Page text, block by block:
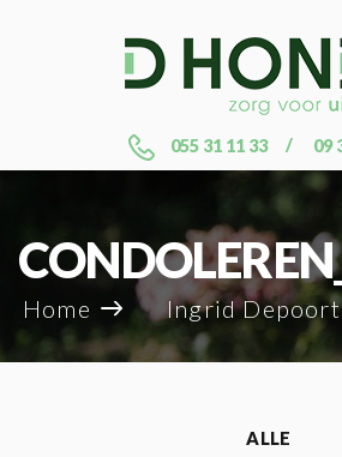
055 31 11 33 09
Home Ingrid
ALLE